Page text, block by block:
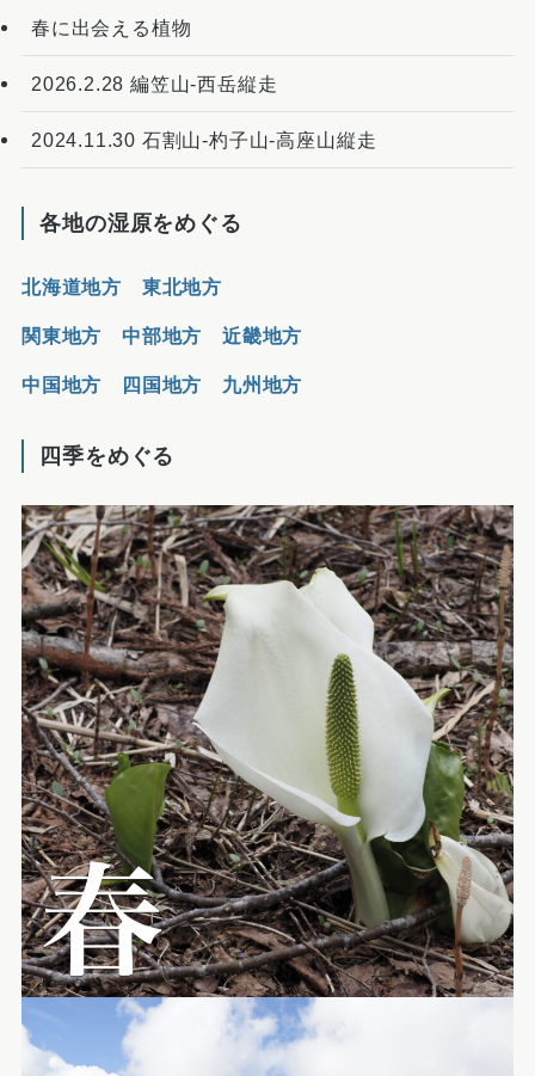
春に出会える植物
2026.2.28 編笠山-西岳縦走
2024.11.30 石割山-杓子山-高座山縦走
各地の湿原をめぐる
北海道地方 東北地方
関東地方 中部地方 近畿地方
中国地方 四国地方 九州地方
四季をめぐる